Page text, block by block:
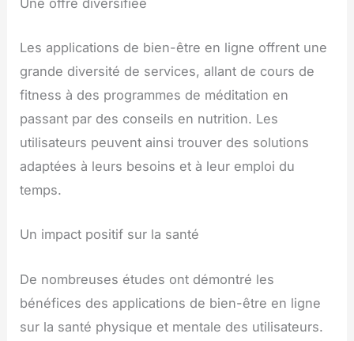
Les applications de bien-être en ligne offrent une
grande diversité de services, allant de cours de
fitness à des programmes de méditation en
passant par des conseils en nutrition. Les
utilisateurs peuvent ainsi trouver des solutions
adaptées à leurs besoins et à leur emploi du
temps.
Un impact positif sur la santé
De nombreuses études ont démontré les
bénéfices des applications de bien-être en ligne
sur la santé physique et mentale des utilisateurs.